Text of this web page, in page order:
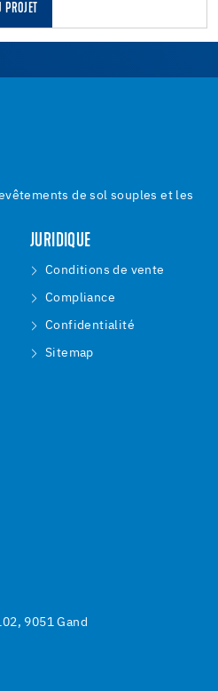
de sol souples et les
JURIDIQUE
Conditions de vente
Compliance
Confidentialité
Sitemap
9051 Gand